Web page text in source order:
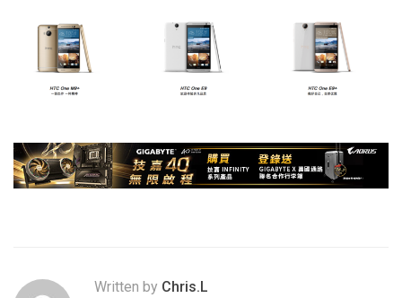
Written by Chris.L